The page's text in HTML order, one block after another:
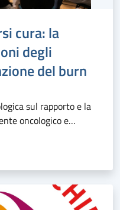
cura: la
degli
del burn
sul rapporto e la
oncologico e…